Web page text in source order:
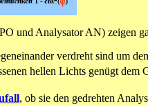
und Analysator AN) zeigen
verdreht sind um
hellen Lichts genügt dem
, ob sie den gedrehten